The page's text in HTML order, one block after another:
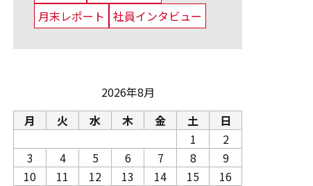
月末レポート 社員インタビュー
2026年8月
月
火 水 木 金 土 日
1
2
3
4 5 6 7 8
9
10
11 12 13 14 15
16